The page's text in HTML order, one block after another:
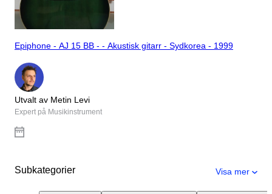
Epiphone - AJ 15 BB - - Akustisk gitarr - Sydkorea - 1999
Utvalt av Metin Levi
Expert på Musikinstrument
Subkategorier Visa mer